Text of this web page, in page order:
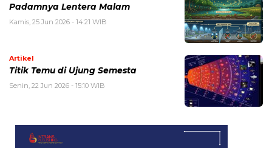
Padamnya Lentera Malam
Kamis, 25 Jun 2026 - 14:21 WIB
Artikel
Titik Temu di Ujung Semesta
Senin, 22 Jun 2026 - 15:10 WIB